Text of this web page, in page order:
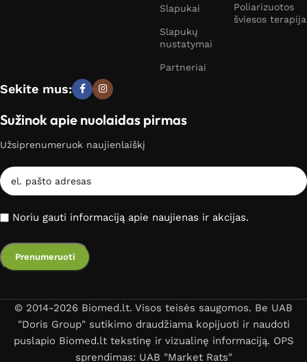
Slapukai
Slapukų
nustatymai
Partneriai
Poliarizuotos
šviesos terapija
Sekite mus:
Sužinok apie nuolaidas pirmas
Užsiprenumeruok naujienlaiškį
Noriu gauti informaciją apie naujienas ir akcijas.
© 2014-2026 Biomed.lt. Visos teisės saugomos. Be UAB
"Doris Group" sutikimo draudžiama kopijuoti ir naudoti
puslapio Biomed.lt tekstinę ir vizualinę informaciją. OPS
sprendimas: UAB "Market Rats"